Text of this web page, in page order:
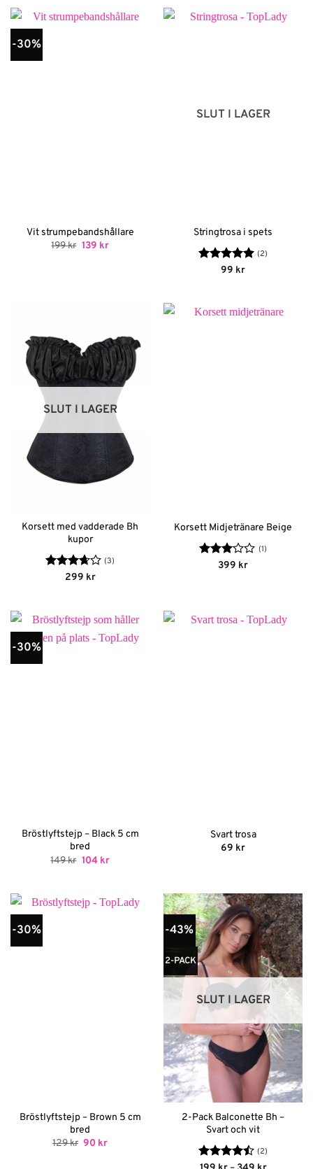
-30%
Vit strumpebandshållare
199kr Det
139 krDet
SLUT I LAGER
Stringtrosa i spets
Betygsatt5
(2)
99 kr
SLUT I LAGER
Korsett med vadderade Bh
kupor
Betygsatt
(3)
299 kr
Korsett Midjetränare Beige
Betygsatt
(1)
399 kr
-30%
Bröstlyftstejp – Black 5 cm
bred
149kr Det
149 kr.
104 krDet
104 kr.
Svart trosa
69 kr
-30%
Bröstlyftstejp – Brown 5 cm
bred
129kr Det
90 krDet
-43%
2-PACK
SLUT I LAGER
2-Pack Balconette Bh –
Svart och vit
(2)